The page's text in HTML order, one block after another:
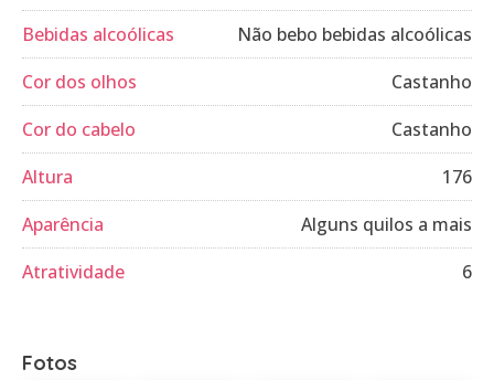
Bebidas alcoólicas
Não bebo bebidas alcoólicas
Cor dos olhos
Castanho
Cor do cabelo
Castanho
Altura
176
Aparência
Alguns quilos a mais
Atratividade
6
Fotos